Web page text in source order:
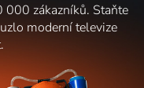
zákazníků. Staňte
moderní televize